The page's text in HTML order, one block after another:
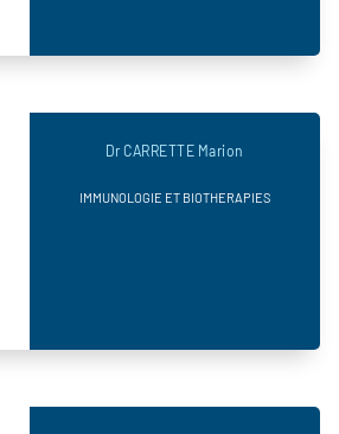
Dr CARRETTE Marion
IMMUNOLOGIE ET BIOTHERAPIES